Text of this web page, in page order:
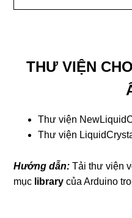
THƯ VIỆN
Thư viện
Thư viện
Hướng dẫn: Tải thư viện
mục library của Arduino